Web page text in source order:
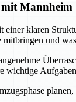
mit Mannheim
klaren
und
wichtige